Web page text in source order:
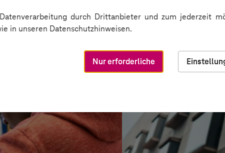
durch Drittanbieter und zum jederzeit
in unseren Datenschutzhinweisen.
Nur erforderliche
KI für moderne